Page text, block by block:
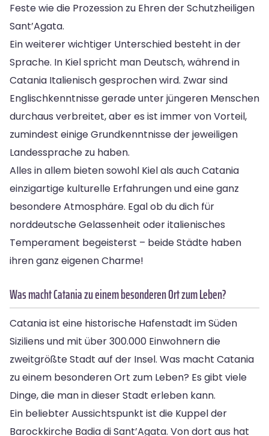
Feste wie die Prozession zu Ehren der Schutzheiligen
Sant’Agata.
Ein weiterer wichtiger Unterschied besteht in der
Sprache. In Kiel spricht man Deutsch, während in
Catania Italienisch gesprochen wird. Zwar sind
Englischkenntnisse gerade unter jüngeren Menschen
durchaus verbreitet, aber es ist immer von Vorteil,
zumindest einige Grundkenntnisse der jeweiligen
Landessprache zu haben.
Alles in allem bieten sowohl Kiel als auch Catania
einzigartige kulturelle Erfahrungen und eine ganz
besondere Atmosphäre. Egal ob du dich für
norddeutsche Gelassenheit oder italienisches
Temperament begeisterst – beide Städte haben
ihren ganz eigenen Charme!
Was macht Catania zu einem besonderen Ort zum Leben?
Catania ist eine historische Hafenstadt im Süden
Siziliens und mit über 300.000 Einwohnern die
zweitgrößte Stadt auf der Insel. Was macht Catania
zu einem besonderen Ort zum Leben? Es gibt viele
Dinge, die man in dieser Stadt erleben kann.
Ein beliebter Aussichtspunkt ist die Kuppel der
Barockkirche Badia di Sant’Agata. Von dort aus hat